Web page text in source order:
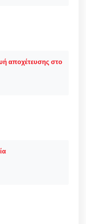
αποχέτευσης στο